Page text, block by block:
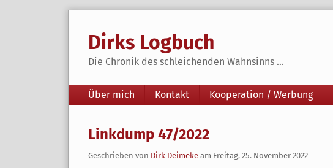
Dirks Logbuch
Die Chronik des schleichenden Wahnsinns ...
Navigation
Über mich Kontakt Kooperation / Werbung
Linkdump 47/2022
Geschrieben von Dirk Deimeke am Freitag, 25. November 2022